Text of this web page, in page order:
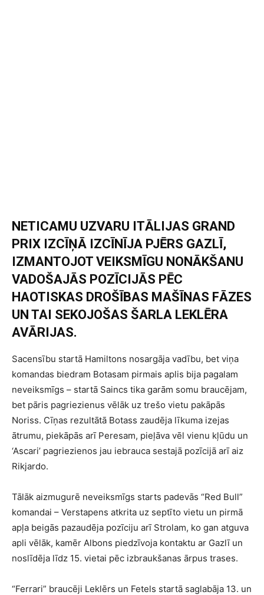
NETICAMU UZVARU ITĀLIJAS GRAND
PRIX IZCĪŅĀ IZCĪNĪJA PJĒRS GAZLĪ,
IZMANTOJOT VEIKSMĪGU NONĀKŠANU
VADOŠAJĀS POZĪCIJĀS PĒC
HAOTISKAS DROŠĪBAS MAŠĪNAS FĀZES
UN TAI SEKOJOŠAS ŠARLA LEKLĒRA
AVĀRIJAS.
Sacensību startā Hamiltons nosargāja vadību, bet viņa
komandas biedram Botasam pirmais aplis bija pagalam
neveiksmīgs – startā Saincs tika garām somu braucējam,
bet pāris pagriezienus vēlāk uz trešo vietu pakāpās
Noriss. Cīņas rezultātā Botass zaudēja līkuma izejas
ātrumu, piekāpās arī Peresam, pieļāva vēl vienu kļūdu un
‘Ascari’ pagriezienos jau iebrauca sestajā pozīcijā arī aiz
Rikjardo.
Tālāk aizmugurē neveiksmīgs starts padevās “Red Bull”
komandai – Verstapens atkrita uz septīto vietu un pirmā
apļa beigās pazaudēja pozīciju arī Strolam, ko gan atguva
apli vēlāk, kamēr Albons piedzīvoja kontaktu ar Gazlī un
noslīdēja līdz 15. vietai pēc izbraukšanas ārpus trases.
“Ferrari” braucēji Leklērs un Fetels startā saglabāja 13. un